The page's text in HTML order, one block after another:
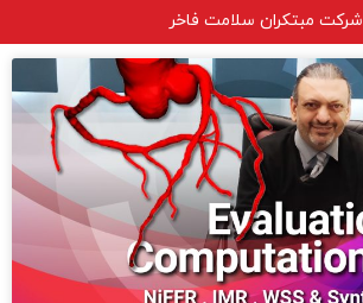
شرکت مبتکران سلامت فاخر